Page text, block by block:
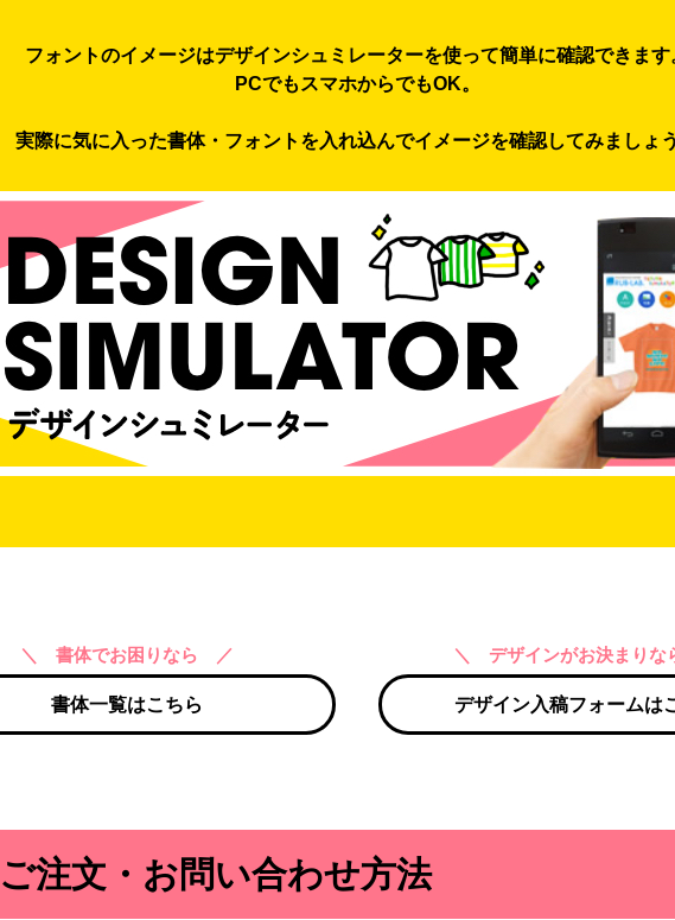
フォントのイメージはデザインシュミレーターを使って簡単に確認できます
PCでもスマホからでもOK。
実際に気に入った書体・フォントを入れ込んでイメージを確認してみましょう
＼ 書体でお困りなら ／
書体一覧はこちら
＼ デザインがお決まり
デザイン入稿フォームは
ご注文・お問い合わせ方法